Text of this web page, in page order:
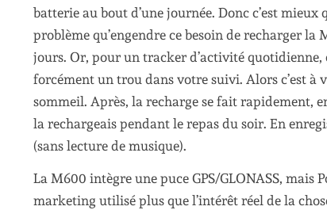
batterie au bout d’une journée. Donc c’est
problème qu’engendre ce besoin de recharger la
jours. Or, pour un tracker d’activité quotidienne,
forcément un trou dans votre suivi. Alors c’est à
sommeil. Après, la recharge se fait rapidement,
la rechargeais pendant le repas du soir. En
(sans lecture de musique).
La M600 intègre une puce GPS/GLONASS,
marketing utilisé plus que l’intérêt réel de la